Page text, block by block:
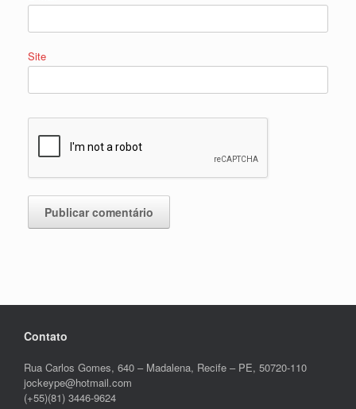
Site
Contato
Rua Carlos Gomes, 640 – Madalena, Recife – PE, 50720-110
jockeype@hotmail.com
(+55)(81) 3446-9624